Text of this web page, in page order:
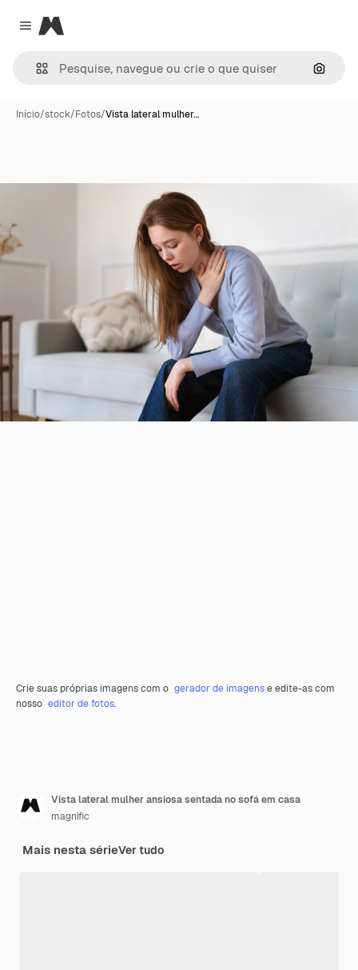
Close menu
Magnific
Início/stock/Fotos/Vista lateral mulher…
Crie suas próprias imagens com o gerador de imagense edite-as com
nosso editor de fotos.
Vista lateral mulher ansiosa sentada no sofá em casa
magnific
Mais nesta sérieVer tudo